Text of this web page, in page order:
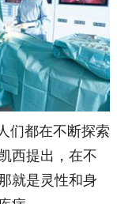
们都在不断探索
西提出，在不
就是灵性和身